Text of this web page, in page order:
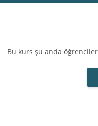
Bu kurs şu anda